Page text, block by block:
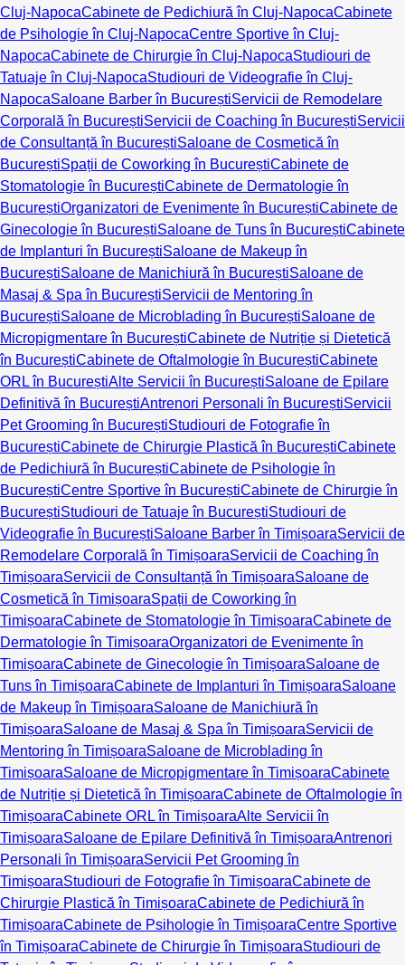
Cluj-NapocaCabinete de Pedichiură în Cluj-NapocaCabinete
de Psihologie în Cluj-NapocaCentre Sportive în Cluj-
NapocaCabinete de Chirurgie în Cluj-NapocaStudiouri de
Tatuaje în Cluj-NapocaStudiouri de Videografie în Cluj-
NapocaSaloane Barber în BucureștiServicii de Remodelare
Corporală în BucureștiServicii de Coaching în BucureștiServicii
de Consultanță în BucureștiSaloane de Cosmetică în
BucureștiSpații de Coworking în BucureștiCabinete de
Stomatologie în BucureștiCabinete de Dermatologie în
BucureștiOrganizatori de Evenimente în BucureștiCabinete de
Ginecologie în BucureștiSaloane de Tuns în BucureștiCabinete
de Implanturi în BucureștiSaloane de Makeup în
BucureștiSaloane de Manichiură în BucureștiSaloane de
Masaj & Spa în BucureștiServicii de Mentoring în
BucureștiSaloane de Microblading în BucureștiSaloane de
Micropigmentare în BucureștiCabinete de Nutriție și Dietetică
în BucureștiCabinete de Oftalmologie în BucureștiCabinete
ORL în BucureștiAlte Servicii în BucureștiSaloane de Epilare
Definitivă în BucureștiAntrenori Personali în BucureștiServicii
Pet Grooming în BucureștiStudiouri de Fotografie în
BucureștiCabinete de Chirurgie Plastică în BucureștiCabinete
de Pedichiură în BucureștiCabinete de Psihologie în
BucureștiCentre Sportive în BucureștiCabinete de Chirurgie în
BucureștiStudiouri de Tatuaje în BucureștiStudiouri de
Videografie în BucureștiSaloane Barber în TimișoaraServicii de
Remodelare Corporală în TimișoaraServicii de Coaching în
TimișoaraServicii de Consultanță în TimișoaraSaloane de
Cosmetică în TimișoaraSpații de Coworking în
TimișoaraCabinete de Stomatologie în TimișoaraCabinete de
Dermatologie în TimișoaraOrganizatori de Evenimente în
TimișoaraCabinete de Ginecologie în TimișoaraSaloane de
Tuns în TimișoaraCabinete de Implanturi în TimișoaraSaloane
de Makeup în TimișoaraSaloane de Manichiură în
TimișoaraSaloane de Masaj & Spa în TimișoaraServicii de
Mentoring în TimișoaraSaloane de Microblading în
TimișoaraSaloane de Micropigmentare în TimișoaraCabinete
de Nutriție și Dietetică în TimișoaraCabinete de Oftalmologie în
TimișoaraCabinete ORL în TimișoaraAlte Servicii în
TimișoaraSaloane de Epilare Definitivă în TimișoaraAntrenori
Personali în TimișoaraServicii Pet Grooming în
TimișoaraStudiouri de Fotografie în TimișoaraCabinete de
Chirurgie Plastică în TimișoaraCabinete de Pedichiură în
TimișoaraCabinete de Psihologie în TimișoaraCentre Sportive
în TimișoaraCabinete de Chirurgie în TimișoaraStudiouri de